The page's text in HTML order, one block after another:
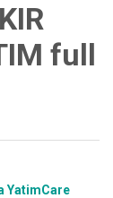
full
YatimCare